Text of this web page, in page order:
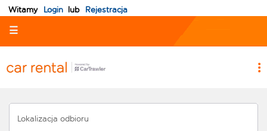
Witamy Login lub Rejestracja
☰
Lokalizacja odbioru